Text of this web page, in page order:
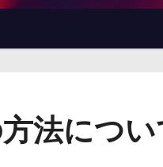
法につ